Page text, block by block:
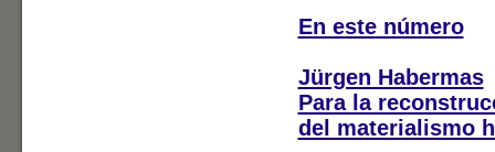
En este número
Jürgen Habermas
Para la
del materialismo